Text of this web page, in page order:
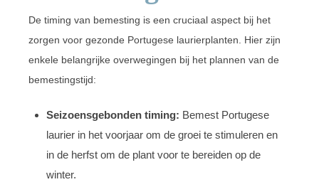
De timing van bemesting is een cruciaal aspect bij het
zorgen voor gezonde Portugese laurierplanten. Hier zijn
enkele belangrijke overwegingen bij het plannen van de
bemestingstijd:
Seizoensgebonden timing: Bemest Portugese
laurier in het voorjaar om de groei te stimuleren en
in de herfst om de plant voor te bereiden op de
winter.